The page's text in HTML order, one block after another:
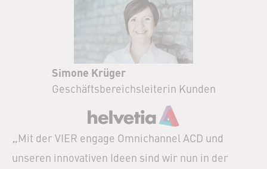
Simone Krüger
Geschäftsbereichsleiterin Kunden
„Mit der VIER engage Omnichannel ACD und
unseren innovativen Ideen sind wir nun in der